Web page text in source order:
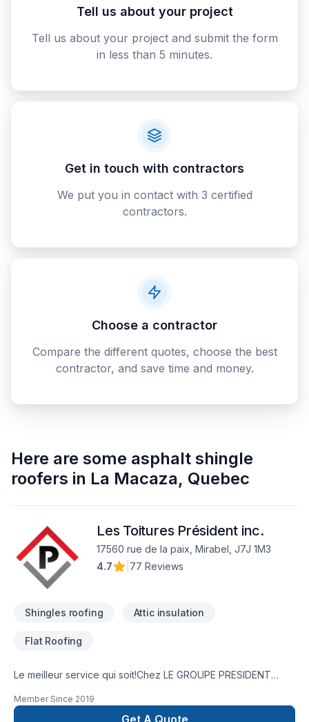
Tell us about your project
Tell us about your project and submit the form
in less than 5 minutes.
Get in touch with contractors
We put you in contact with 3 certified
contractors.
Choose a contractor
Compare the different quotes, choose the best
contractor, and save time and money.
Here are some asphalt shingle
roofers in La Macaza, Quebec
Les Toitures Président inc.
17560 rue de la paix, Mirabel, J7J 1M3
4.7
77 Reviews
Shingles roofing Attic insulation
Flat Roofing
Le meilleur service qui soit!Chez LE GROUPE PRESIDENT
familliale et une division de Les Toitures Président, Isolation
Président, SOS-VERMICULITE.CA., une entreprise qui se
Member Since 2019
Get A Quote